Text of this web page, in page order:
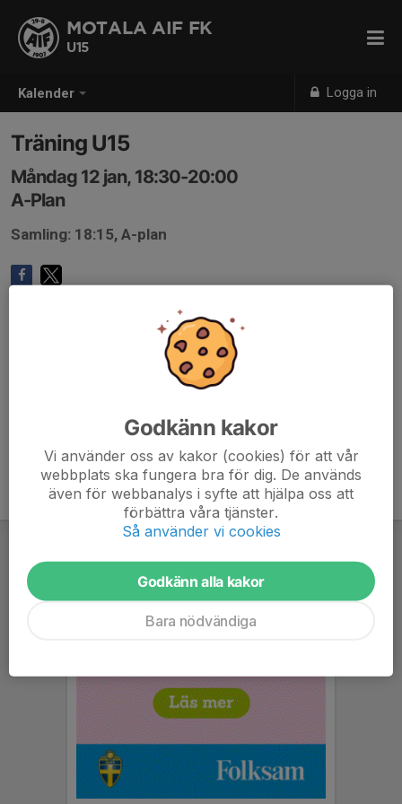
Kalender Logga in
MOTALA AIF FK
U15
Träning U15
Måndag 12 jan, 18:30-20:00
A-Plan
Samling: 18:15, A-plan
Godkänn kakor
Vi använder oss av kakor (cookies) för att vår
webbplats ska fungera bra för dig. De används
även för webbanalys i syfte att hjälpa oss att
förbättra våra tjänster.
Så använder vi cookies
Godkänn alla kakor
Bara nödvändiga